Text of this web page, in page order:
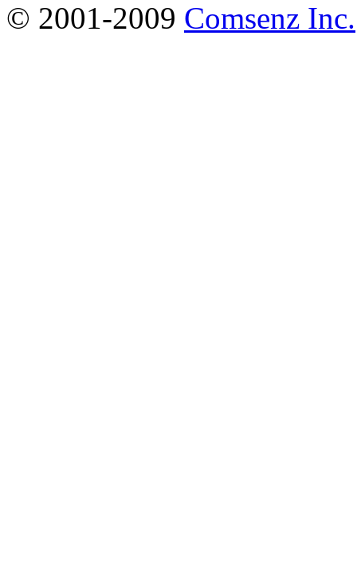
© 2001-2009 Comsenz Inc.